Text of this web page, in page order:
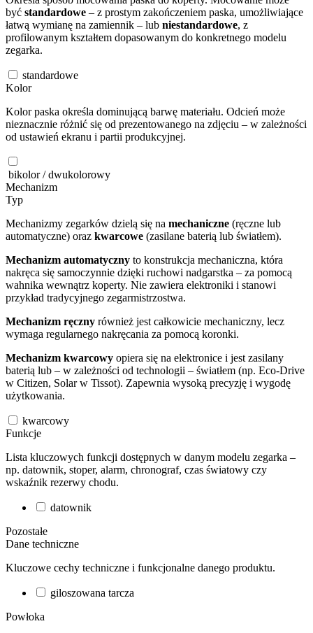
być standardowe – z prostym zakończeniem paska, umożliwiające
łatwą wymianę na zamiennik – lub niestandardowe, z
profilowanym kształtem dopasowanym do konkretnego modelu
zegarka.
standardowe
Kolor
Kolor paska określa dominującą barwę materiału. Odcień może
nieznacznie różnić się od prezentowanego na zdjęciu – w zależności
od ustawień ekranu i partii produkcyjnej.
bikolor / dwukolorowy
Mechanizm
Typ
Mechanizmy zegarków dzielą się na mechaniczne (ręczne lub
automatyczne) oraz kwarcowe (zasilane baterią lub światłem).
Mechanizm automatyczny to konstrukcja mechaniczna, która
nakręca się samoczynnie dzięki ruchowi nadgarstka – za pomocą
wahnika wewnątrz koperty. Nie zawiera elektroniki i stanowi
przykład tradycyjnego zegarmistrzostwa.
Mechanizm ręczny również jest całkowicie mechaniczny, lecz
wymaga regularnego nakręcania za pomocą koronki.
Mechanizm kwarcowy opiera się na elektronice i jest zasilany
baterią lub – w zależności od technologii – światłem (np. Eco-Drive
w Citizen, Solar w Tissot). Zapewnia wysoką precyzję i wygodę
użytkowania.
kwarcowy
Funkcje
Lista kluczowych funkcji dostępnych w danym modelu zegarka –
np. datownik, stoper, alarm, chronograf, czas światowy czy
wskaźnik rezerwy chodu.
datownik
Pozostałe
Dane techniczne
Kluczowe cechy techniczne i funkcjonalne danego produktu.
giloszowana tarcza
Powłoka